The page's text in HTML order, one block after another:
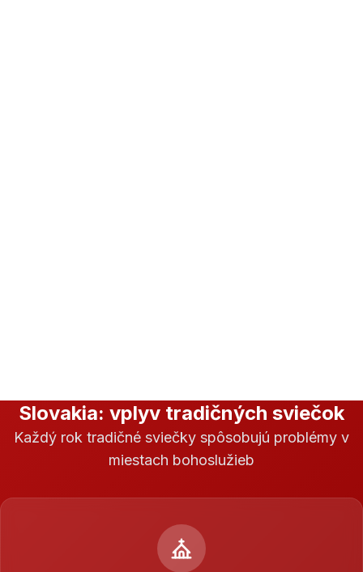
Slovakia: vplyv tradičných sviečok
Každý rok tradičné sviečky spôsobujú problémy v
miestach bohoslužieb